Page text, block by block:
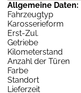
Allgemeine Daten:
Fahrzeugtyp
Karosserieform
Erst-Zul.
Getriebe
Kilometerstand
Anzahl der Türen
Farbe
Standort
Lieferzeit